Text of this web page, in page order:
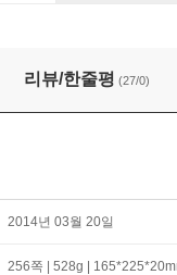
리뷰/한줄평 (27/0)
2014년 03월 20일
256쪽 | 528g |